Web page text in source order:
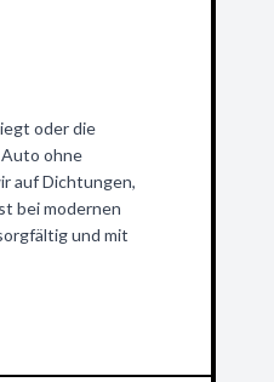
oder die
ohne
auf Dichtungen,
bei modernen
und mit